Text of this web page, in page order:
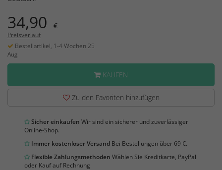
34,90 €
Preisverlauf
Bestellartikel, 1-4 Wochen 25
Aug
KAUFEN
Zu den Favoriten hinzufügen
Sicher einkaufen Wir sind ein sicherer und zuverlässiger
Online-Shop.
Immer kostenloser Versand Bei Bestellungen über 69 €.
Flexible Zahlungsmethoden Wählen Sie Kreditkarte, PayPal
oder Kauf auf Rechnung